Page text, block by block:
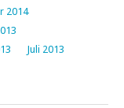
2014
Juli 2013